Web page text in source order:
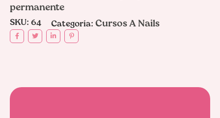
permanente
SKU: 64 Categoría: Cursos A Nails